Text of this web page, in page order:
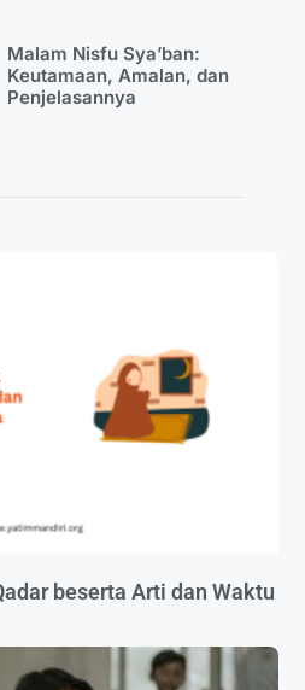
Malam Nisfu Sya’ban:
Keutamaan, Amalan, dan
Penjelasannya
beserta Arti dan Waktu